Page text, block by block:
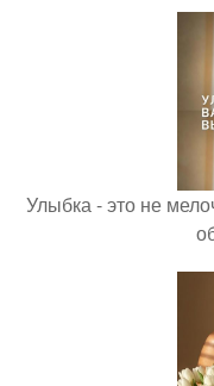
Улыбка - это не